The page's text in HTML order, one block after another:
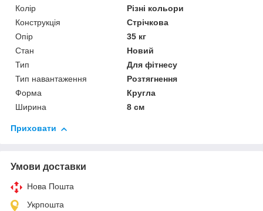
Колір
Різні кольори
Конструкція
Стрічкова
Опір
35 кг
Стан
Новий
Тип
Для фітнесу
Тип навантаження
Розтягнення
Форма
Кругла
Ширина
8 см
Приховати
Умови доставки
Нова Пошта
Укрпошта